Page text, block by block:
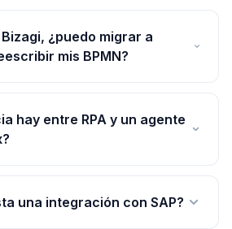
¿puedo migrar a
mis BPMN?
hay entre RPA y un agente
una integración con SAP?